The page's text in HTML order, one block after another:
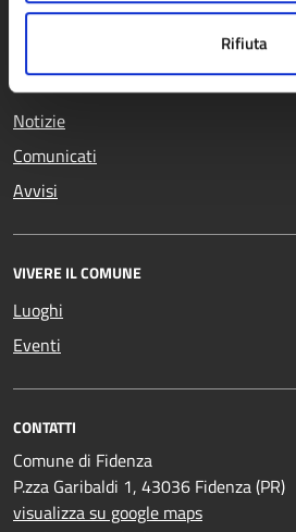
Rifiuta
NOVITÀ
Notizie
Comunicati
Avvisi
VIVERE IL COMUNE
Luoghi
Eventi
CONTATTI
Comune di Fidenza
P.zza Garibaldi 1, 43036 Fidenza (PR)
visualizza su google maps